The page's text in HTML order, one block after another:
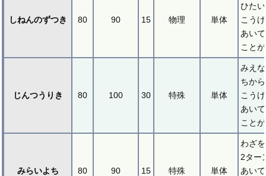
しねんのずつき 80 90 15 物理 単体
ひた
こう
あい
こと
じんつうりき 80 100 30 特殊 単体
みえ
ちか
こう
あい
こと
みらいよち 80 90 15 特殊 単体
わざ
2ター
あい